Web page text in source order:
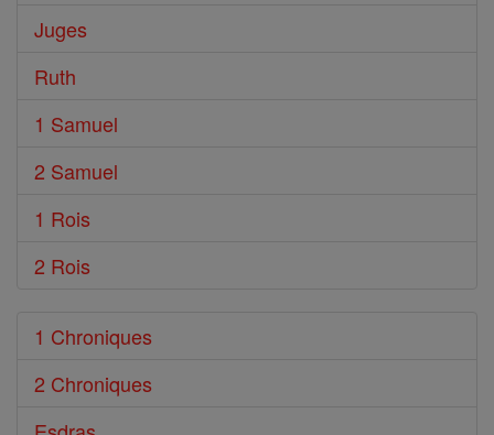
Juges
Ruth
1 Samuel
2 Samuel
1 Rois
2 Rois
1 Chroniques
2 Chroniques